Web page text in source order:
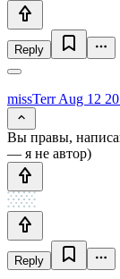
Reply
missTerrAug 12
Вы правы,
— я не автор)
Reply